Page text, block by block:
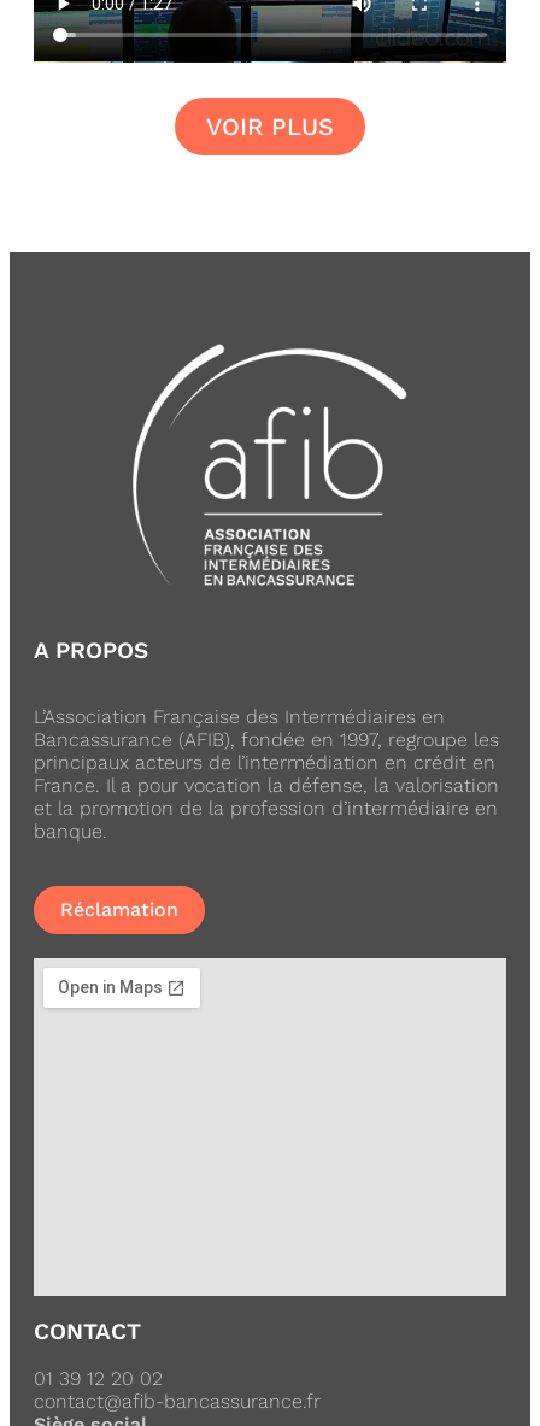
VOIR PLUS
A PROPOS
L’Association Française des Intermédiaires en
Bancassurance (AFIB), fondée en 1997, regroupe les
principaux acteurs de l’intermédiation en crédit en
France. Il a pour vocation la défense, la valorisation
et la promotion de la profession d’intermédiaire en
banque.
Réclamation
CONTACT
01 39 12 20 02
contact@afib-bancassurance.fr